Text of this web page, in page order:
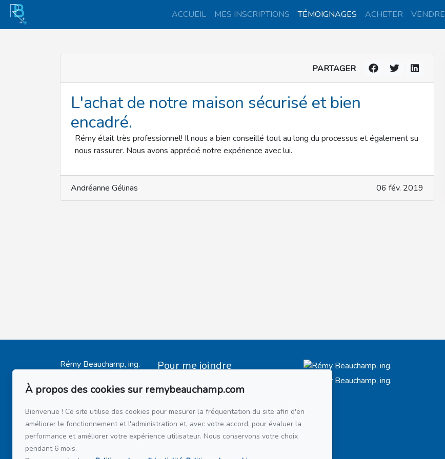
ACCUEIL MES INSCRIPTIONS TÉMOIGNAGES ACHETER VENDRE
PARTAGER
L'achat de notre maison sécurisé et bien
encadré.
Rémy était très professionnel! Il nous a bien conseillé tout au long du processus et également su
nous rassurer. Nous avons apprécié notre expérience avec lui.
Andréanne Gélinas 06 fév. 2019
Rémy Beauchamp, ing.
Mes Inscriptions
Témoignages
Acheter
Vendre
Financement
Pour me joindre
514 808-3466
Écrivez-moi un courriel
À propos des cookies sur remybeauchamp.com
Bienvenue ! Ce site utilise des cookies pour mesurer la fréquentation du site afin d'en
améliorer le fonctionnement et l'administration et, avec votre accord, pour évaluer la
performance et améliorer votre expérience utilisateur. Nous conservons votre choix
pendant 6 mois.